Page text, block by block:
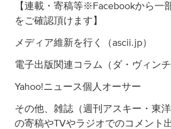
【連載・寄稿等※Facebookから一
をご確認頂けます】
メディア維新を行く（ascii.jp）
電子出版関連コラム（ダ・ヴィンチ
Yahoo!ニュース個人オーサー
その他、雑誌（週刊アスキー・東
の寄稿やTVやラジオでのコメント